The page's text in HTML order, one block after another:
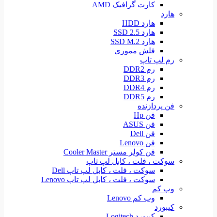
کارت گرافیک AMD
هارد
هارد HDD
هارد SSD 2.5
هارد SSD M.2
فلش مموری
رم لپ تاپ
رم DDR2
رم DDR3
رم DDR4
رم DDR5
فن پردازنده
فن Hp
فن ASUS
فن Dell
فن Lenovo
فن کولر مستر Cooler Master
سوکت ، فلت ، کابل لپ تاپ
سوکت ، فلت ، کابل لپ تاپ Dell
سوکت ، فلت ، کابل لپ تاپ Lenovo
وب کم
وب کم Lenovo
کیبورد